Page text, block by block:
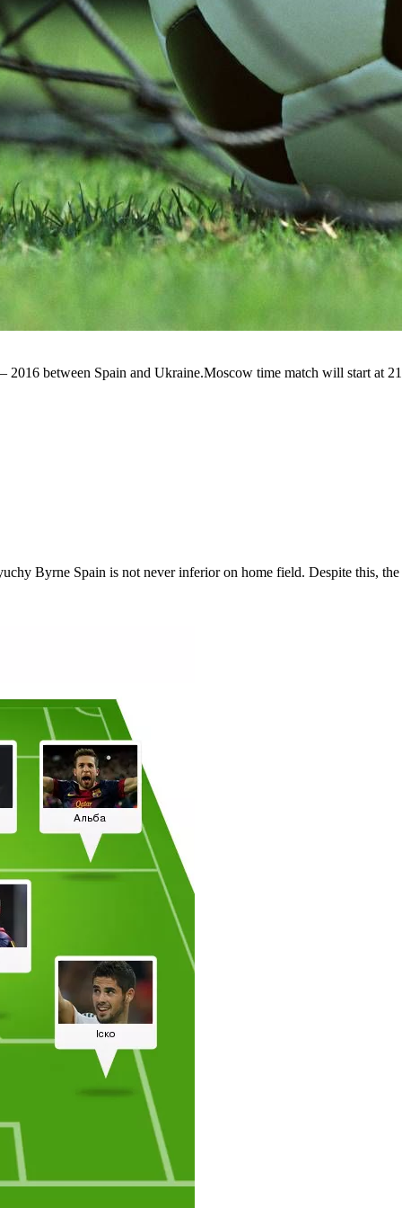
between Spain and Ukraine.Moscow time match will start at
Byrne Spain is not never inferior on home field. Despite this,